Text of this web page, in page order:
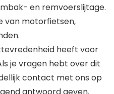
en remvoerslijtage.
van motorfietsen,
heeft voor
je vragen hebt over dit
contact met ons op